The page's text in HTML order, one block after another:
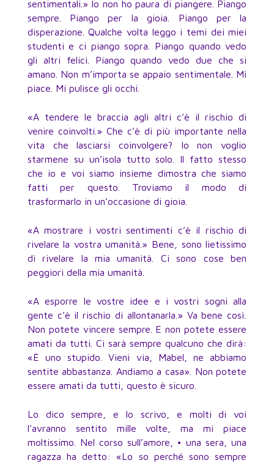
sentimentali.» Io non ho paura di piangere. Piango
sempre. Piango per la gioia. Piango per la
disperazione. Qualche volta leggo i temi dei miei
studenti e ci piango sopra. Piango quando vedo
gli altri felici. Piango quando vedo due che si
amano. Non m’importa se appaio sentimentale. Mi
piace. Mi pulisce gli occhi.
«A tendere le braccia agli altri c’è il rischio di
venire coinvolti.» Che c’è di più importante nella
vita che lasciarsi coinvolgere? Io non voglio
starmene su un’isola tutto solo. Il fatto stesso
che io e voi siamo insieme dimostra che siamo
fatti per questo. Troviamo il modo di
trasformarlo in un’occasione di gioia.
«A mostrare i vostri sentimenti c’è il rischio di
rivelare la vostra umanità.» Bene, sono lietissimo
di rivelare la mia umanità. Ci sono cose ben
peggiori della mia umanità.
«A esporre le vostre idee e i vostri sogni alla
gente c’è il rischio di allontanarla.» Va bene così.
Non potete vincere sempre. E non potete essere
amati da tutti. Ci sarà sempre qualcuno che dirà:
«È uno stupido. Vieni via, Mabel, ne abbiamo
sentite abbastanza. Andiamo a casa». Non potete
essere amati da tutti, questo è sicuro.
Lo dico sempre, e lo scrivo, e molti di voi
l’avranno sentito mille volte, ma mi piace
moltissimo. Nel corso sull’amore, • una sera, una
ragazza ha detto: «Lo so perché sono sempre